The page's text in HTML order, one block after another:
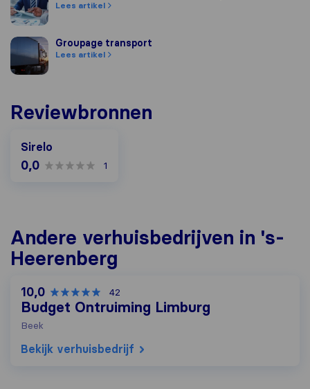
Lees artikel
Groupage transport
Groupage transport
Lees artikel
Reviewbronnen
Sirelo
0,0 1
Andere verhuisbedrijven in 's-
Heerenberg
10,0 42
Budget Ontruiming Limburg
Beek
Bekijk verhuisbedrijf